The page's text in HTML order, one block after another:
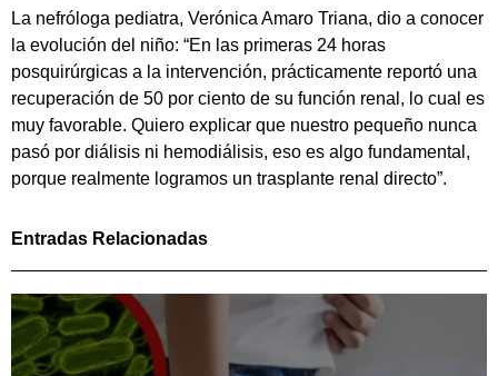
La nefróloga pediatra, Verónica Amaro Triana, dio a conocer
la evolución del niño: “En las primeras 24 horas
posquirúrgicas a la intervención, prácticamente reportó una
recuperación de 50 por ciento de su función renal, lo cual es
muy favorable. Quiero explicar que nuestro pequeño nunca
pasó por diálisis ni hemodiálisis, eso es algo fundamental,
porque realmente logramos un trasplante renal directo”.
Entradas Relacionadas